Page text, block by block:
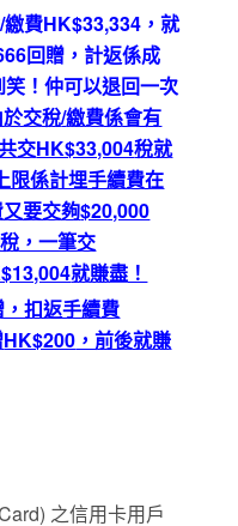
/繳費HK$33,334 ，就
回贈，計返係成
！仲可以退回一次
交稅/繳費係會有
交HK$33,004稅就
上限係計埋手續費在
要交夠$20,000
，一筆交
就賺盡！
，扣返手續費
HK$200 ，前後就賺
之信用卡用戶